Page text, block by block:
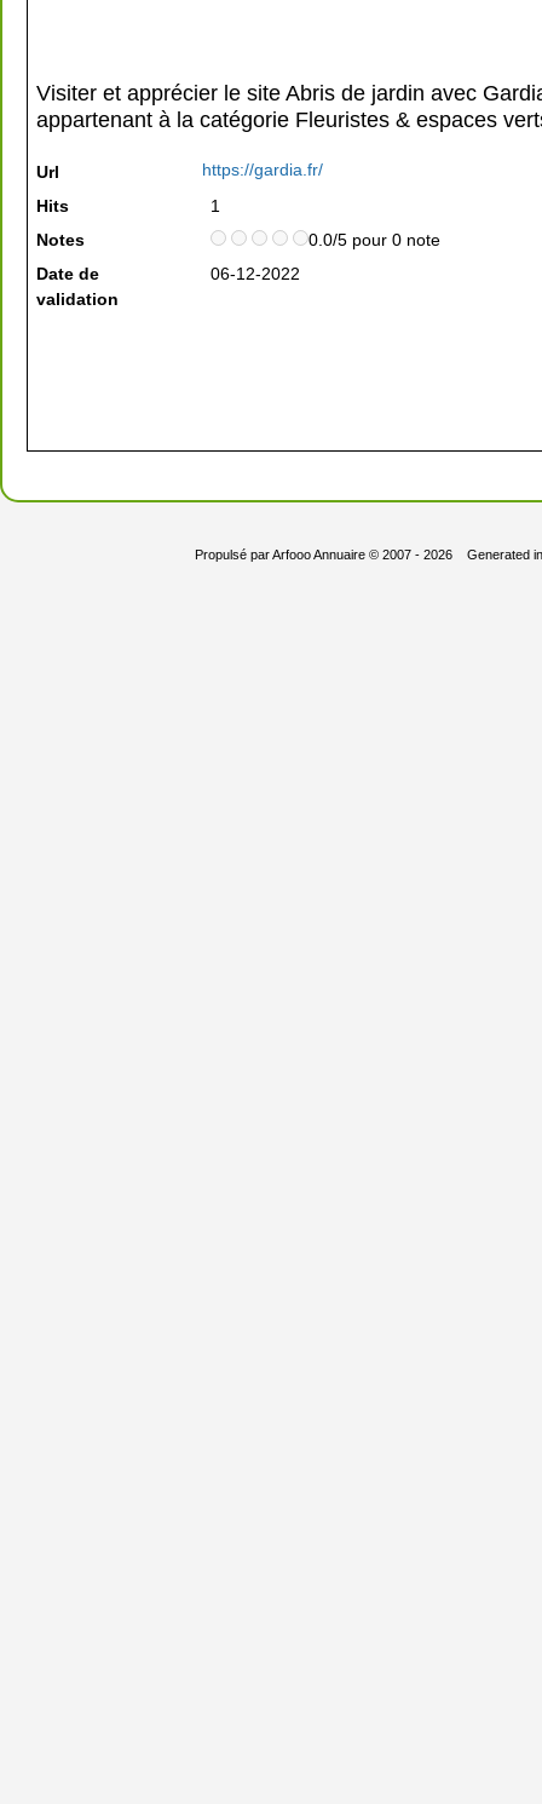
Visiter et apprécier le site Abris de jardin avec
appartenant à la catégorie Fleuristes & espaces
Url
https://gardia.fr/
Hits
1
Notes
0.0/5 pour 0 note
Date de
validation
06-12-2022
Propulsé parArfooo Annuaire© 2007 - 2026 Generated